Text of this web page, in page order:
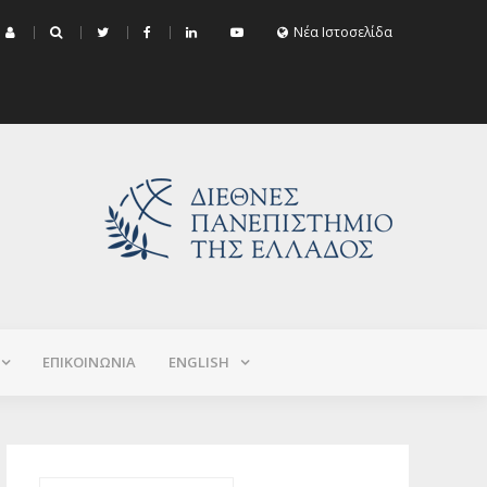
Εξεταστικής Σεπτεμβρίου 2026 (Χειμερινό+Εαρινό 2025-2026)
Νέα Ιστοσελίδα
ΕΠΙΚΟΙΝΩΝΙΑ ΕNGLISH